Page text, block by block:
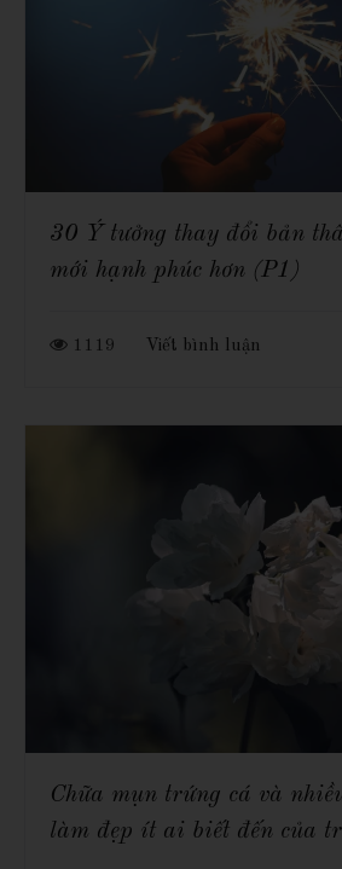
30 Ý tưởng thay đổi bản
mới hạnh phúc hơn (P1)
1119 Viết bình luận
Chữa mụn trứng cá và
làm đẹp ít ai biết đến của